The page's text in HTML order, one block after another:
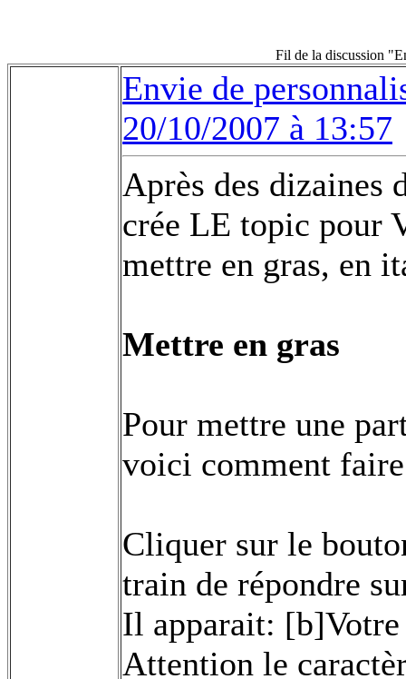
Fil de la discussion
Envie de
20/10/2007 à 13:57
Après des dizaines
crée LE topic pour
mettre en gras, en
Mettre en gras
Pour mettre une
voici comment
Cliquer sur le
train de répondre
Il apparait:
Attention le